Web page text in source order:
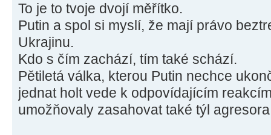
To je to tvoje dvojí měřítko.
Putin a spol si myslí, že mají právo
Ukrajinu.
Kdo s čím zachází, tím také schází.
Pětiletá válka, kterou Putin nechce
jednat holt vede k odpovídajícím
umožňovaly zasahovat také týl